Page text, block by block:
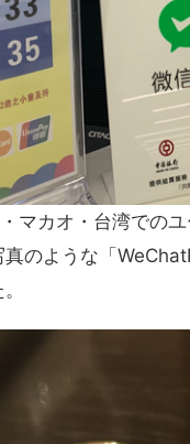
マカオ・台湾での
のような「